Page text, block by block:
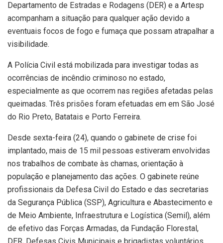
Departamento de Estradas e Rodagens (DER) e a Artesp
acompanham a situação para qualquer ação devido a
eventuais focos de fogo e fumaça que possam atrapalhar a
visibilidade.
A Polícia Civil está mobilizada para investigar todas as
ocorrências de incêndio criminoso no estado,
especialmente as que ocorrem nas regiões afetadas pelas
queimadas. Três prisões foram efetuadas em em São José
do Rio Preto, Batatais e Porto Ferreira.
Desde sexta-feira (24), quando o gabinete de crise foi
implantado, mais de 15 mil pessoas estiveram envolvidas
nos trabalhos de combate às chamas, orientação à
população e planejamento das ações. O gabinete reúne
profissionais da Defesa Civil do Estado e das secretarias
da Segurança Pública (SSP), Agricultura e Abastecimento e
de Meio Ambiente, Infraestrutura e Logística (Semil), além
de efetivo das Forças Armadas, da Fundação Florestal,